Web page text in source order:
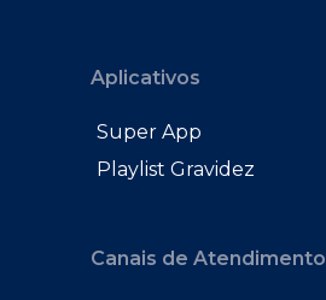
Aplicativos
Super App
Playlist Gravidez
Canais de Atendimento